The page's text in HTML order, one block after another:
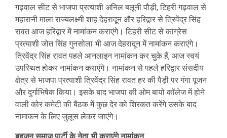
गढ़वाल सीट से भाजपा प्रत्याशी अनिल बलूनी पौड़ी, टिहरी गढ़वाल से
महारानी माला राज्यलक्ष्मी शाह देहरादून और हरिद्वार से त्रिवेंद्र सिंह
रावत आज हरिद्वार में नामांकन कराएंगे। टिहरी सीट से कांग्रेस
प्रत्याशी जोत सिंह गुनसोला भी आज देहरादून में नामांकन कराएंगे।
त्रिवेंद्र सिंह रावत पहले आनलाइन नामांकन कर चुके हैं, आज स्वयं
उपस्थित होकर नामांकन कराएंगे। नामांकन से पहले हरिद्वार संसदीय
क्षेत्र से भाजपा प्रत्याशी त्रिवेंद्र सिंह रावत हर की पैड़ी पर गंगा पूजन
और दुर्गाभिषेक किया। इसके बाद भाजपा की ओम बायो कॉलेज में होने
वाली कोर कमेटी की बैठक में कुछ देर को शिरकत करेंगे उसके बाद
नामांकन के लिए जुलूस लेकर जाएंगे।